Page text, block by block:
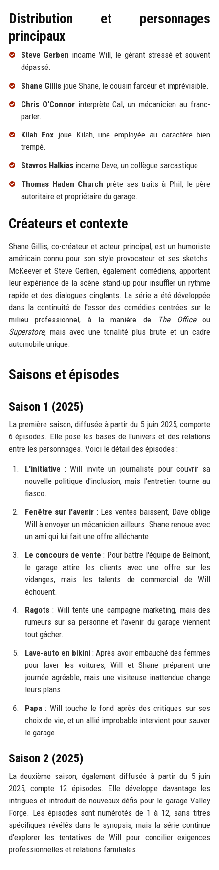
Distribution et personnages
principaux
Steve Gerben incarne Will, le gérant stressé et souvent
dépassé.
Shane Gillisjoue Shane, le cousin farceur et imprévisible.
Chris O'Connorinterprète Cal, un mécanicien au franc-
parler.
Kilah Fox joue Kilah, une employée au caractère bien
trempé.
Stavros Halkiasincarne Dave, un collègue sarcastique.
Thomas Haden Church prête ses traits à Phil, le père
autoritaire et propriétaire du garage.
Créateurs et contexte
Shane Gillis, co-créateur et acteur principal, est un humoriste
américain connu pour son style provocateur et ses sketchs.
McKeever et Steve Gerben, également comédiens, apportent
leur expérience de la scène stand-up pour insuffler un rythme
rapide et des dialogues cinglants. La série a été développée
dans la continuité de l'essor des comédies centrées sur le
milieu professionnel, à la manière de
The Officeou
Superstore, mais avec une tonalité plus brute et un cadre
automobile unique.
Saisons et épisodes
Saison 1 (2025)
La première saison, diffusée à partir du 5 juin 2025, comporte
6 épisodes. Elle pose les bases de l'univers et des relations
entre les personnages. Voici le détail des épisodes :
L'initiative : Will invite un journaliste pour couvrir sa
nouvelle politique d'inclusion, mais l'entretien tourne au
fiasco.
Fenêtre sur l'avenir : Les ventes baissent, Dave oblige
Will à envoyer un mécanicien ailleurs. Shane renoue avec
un ami qui lui fait une offre alléchante.
Le concours de vente : Pour battre l'équipe de Belmont,
le garage attire les clients avec une offre sur les
vidanges, mais les talents de commercial de Will
échouent.
Ragots: Will tente une campagne marketing, mais des
rumeurs sur sa personne et l'avenir du garage viennent
tout gâcher.
Lave-auto en bikini : Après avoir embauché des femmes
pour laver les voitures, Will et Shane préparent une
journée agréable, mais une visiteuse inattendue change
leurs plans.
Papa: Will touche le fond après des critiques sur ses
choix de vie, et un allié improbable intervient pour sauver
le garage.
Saison 2 (2025)
La deuxième saison, également diffusée à partir du 5 juin
2025, compte 12 épisodes. Elle développe davantage les
intrigues et introduit de nouveaux défis pour le garage Valley
Forge. Les épisodes sont numérotés de 1 à 12, sans titres
spécifiques révélés dans le synopsis, mais la série continue
d'explorer les tentatives de Will pour concilier exigences
professionnelles et relations familiales.